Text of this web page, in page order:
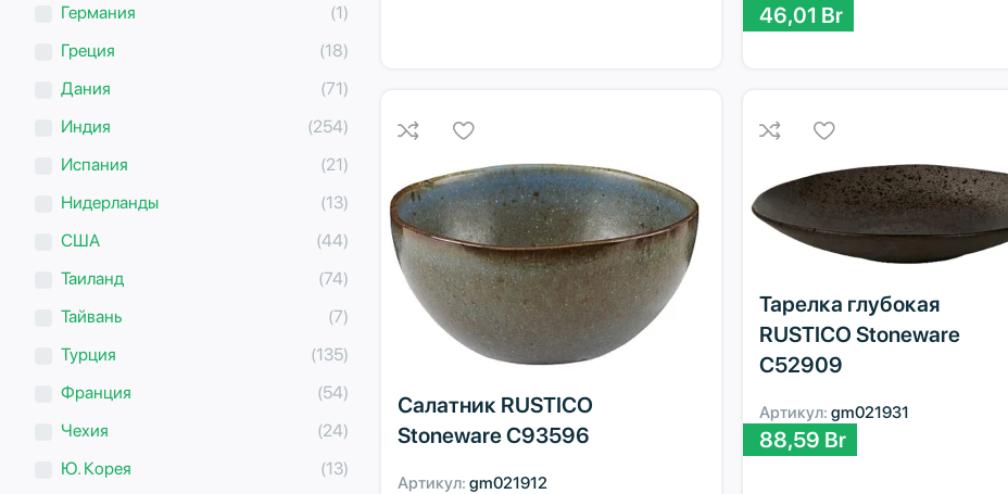
Германия
(1)
Греция
(18)
Дания
(71)
Индия
(254)
Испания
(21)
Нидерланды
(13)
США
(44)
Таиланд
(74)
Тайвань
(7)
Турция
(135)
Франция
(54)
Чехия
(24)
Ю. Корея
(13)
46,01 Br
Салатник RUSTICO
Stoneware C93596
Артикул: gm021912
Тарелка глубокая
RUSTICO Stoneware
C52909
Артикул: gm021931
88,59 Br